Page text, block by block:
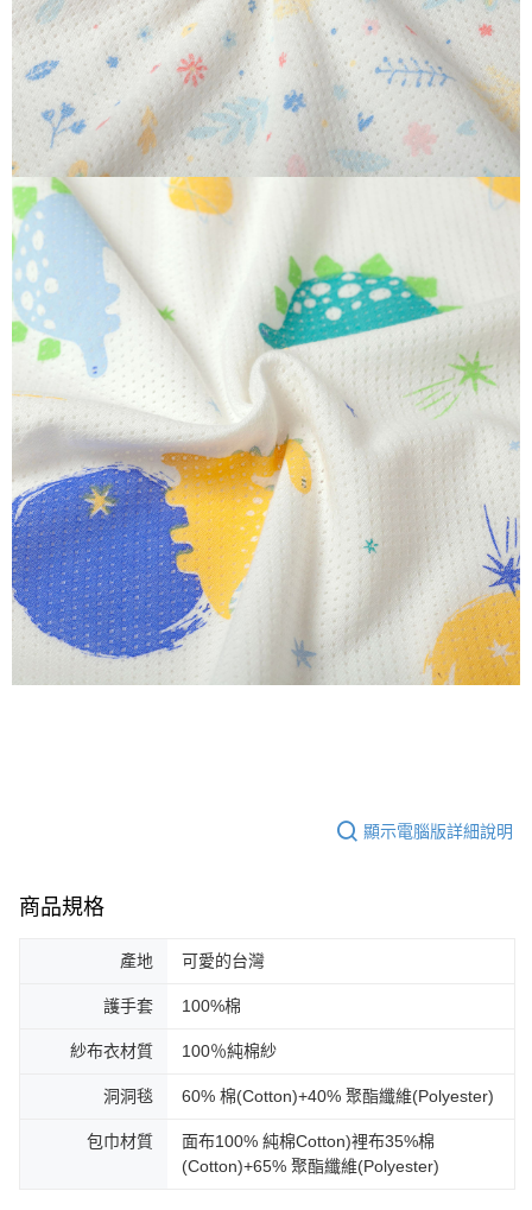
顯示電腦版詳細說明
商品規格
產地 可愛的台灣
護手套 100%棉
紗布衣材質 100％純棉紗
洞洞毯 60% 棉(Cotton)+40% 聚酯纖維(Polyester)
包巾材質
面布100% 純棉Cotton)裡布35%棉
(Cotton)+65% 聚酯纖維(Polyester)